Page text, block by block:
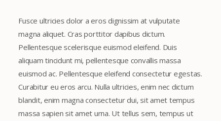
Fusce ultricies dolor a eros dignissim at vulputate
magna aliquet. Cras porttitor dapibus dictum.
Pellentesque scelerisque euismod eleifend. Duis
aliquam tincidunt mi, pellentesque convallis massa
euismod ac. Pellentesque eleifend consectetur egestas.
Curabitur eu eros arcu. Nulla ultricies, enim nec dictum
blandit, enim magna consectetur dui, sit amet tempus
massa sapien sit amet urna. Ut tellus sem, tempus ut